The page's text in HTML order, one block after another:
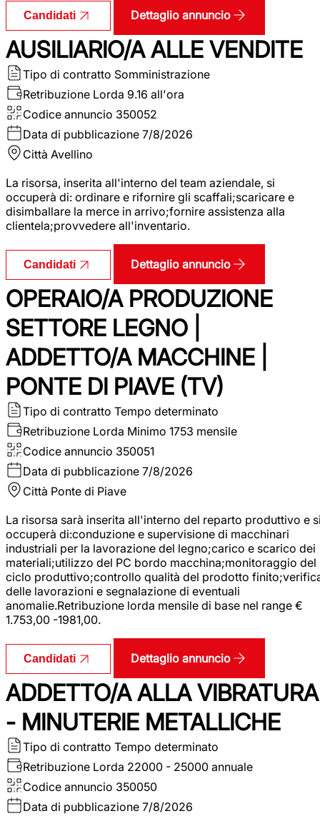
Candidati Dettaglio annuncio
AUSILIARIO/A ALLE VENDITE
Tipo di contratto Somministrazione
Retribuzione Lorda 9.16 all'ora
Codice annuncio 350052
Data di pubblicazione 7/8/2026
Città Avellino
La risorsa, inserita all'interno del team aziendale, si
occuperà di: ordinare e rifornire gli scaffali;scaricare e
disimballare la merce in arrivo;fornire assistenza alla
clientela;provvedere all'inventario.
Candidati Dettaglio annuncio
OPERAIO/A PRODUZIONE
SETTORE LEGNO |
ADDETTO/A MACCHINE |
PONTE DI PIAVE (TV)
Tipo di contratto Tempo determinato
Retribuzione Lorda Minimo 1753 mensile
Codice annuncio 350051
Data di pubblicazione 7/8/2026
Città Ponte di Piave
La risorsa sarà inserita all'interno del reparto produttivo e
occuperà di:conduzione e supervisione di macchinari
industriali per la lavorazione del legno;carico e scarico dei
materiali;utilizzo del PC bordo macchina;monitoraggio del
ciclo produttivo;controllo qualità del prodotto
delle lavorazioni e segnalazione di eventuali
anomalie.Retribuzione lorda mensile di base nel range €
1.753,00 -1981,00.
Candidati Dettaglio annuncio
ADDETTO/A ALLA VIBRATURA
- MINUTERIE METALLICHE
Tipo di contratto Tempo determinato
Retribuzione Lorda 22000 - 25000 annuale
Codice annuncio 350050
Data di pubblicazione 7/8/2026